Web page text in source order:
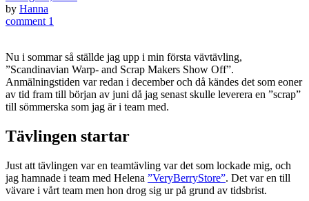
by Hanna
comment 1
Nu i sommar så ställde jag upp i min första vävtävling,
”Scandinavian Warp- and Scrap Makers Show Off”.
Anmälningstiden var redan i december och då kändes det som eoner
av tid fram till början av juni då jag senast skulle leverera en ”scrap”
till sömmerska som jag är i team med.
Tävlingen startar
Just att tävlingen var en teamtävling var det som lockade mig, och
jag hamnade i team med Helena ”VeryBerryStore”. Det var en till
vävare i vårt team men hon drog sig ur på grund av tidsbrist.